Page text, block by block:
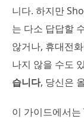
니다. 하지만
는 다소 답답할
않거나, 휴대전
나지 않을 수도
습니다, 당신은
이 가이드에서